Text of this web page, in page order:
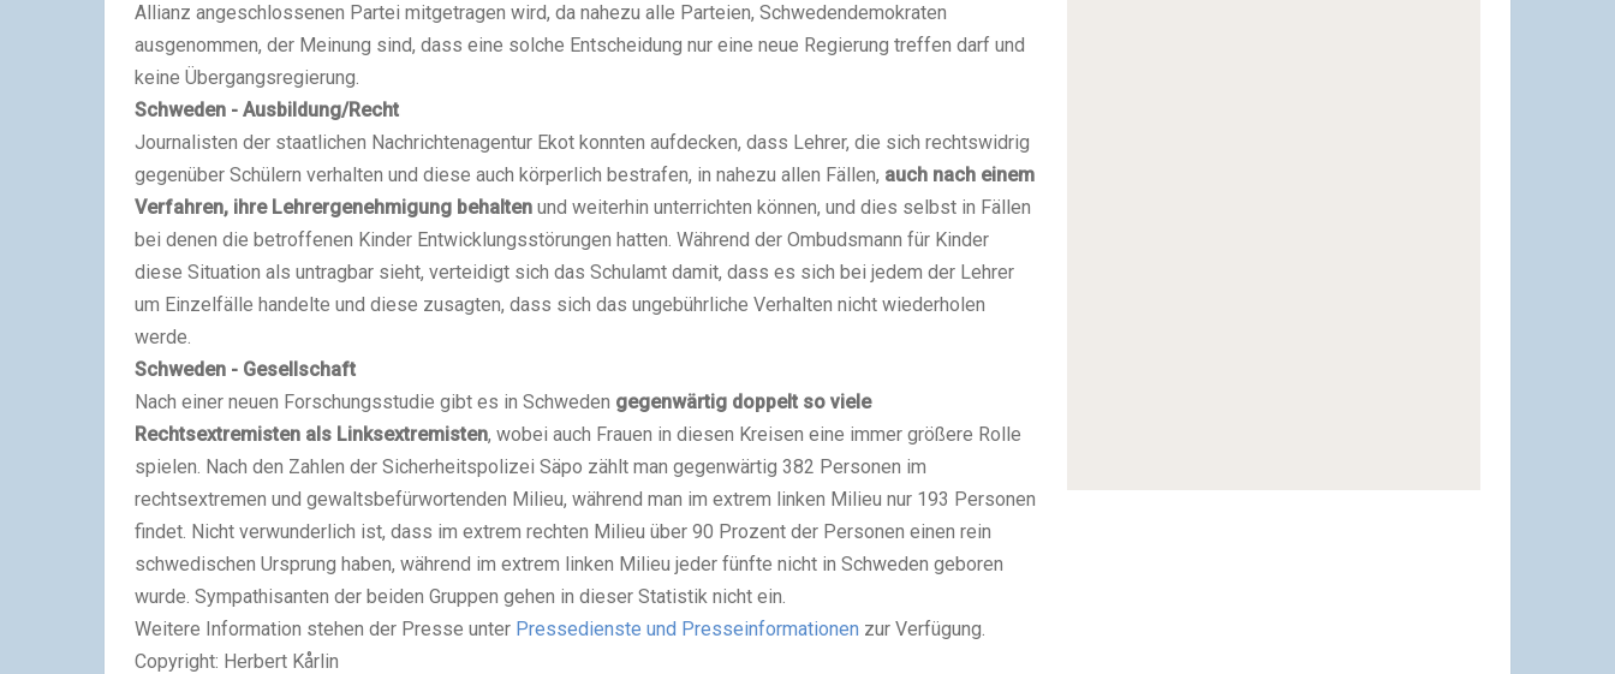
Allianz angeschlossenen Partei mitgetragen wird, da nahezu alle Parteien, Schwedendemokraten
ausgenommen, der Meinung sind, dass eine solche Entscheidung nur eine neue Regierung treffen darf und
keine Übergangsregierung.
Schweden - Ausbildung/Recht
Journalisten der staatlichen Nachrichtenagentur Ekot konnten aufdecken, dass Lehrer, die sich rechtswidrig
gegenüber Schülern verhalten und diese auch körperlich bestrafen, in nahezu allen Fällen, auch nach einem
Verfahren, ihre Lehrergenehmigung behalten und weiterhin unterrichten können, und dies selbst in Fällen
bei denen die betroffenen Kinder Entwicklungsstörungen hatten. Während der Ombudsmann für Kinder
diese Situation als untragbar sieht, verteidigt sich das Schulamt damit, dass es sich bei jedem der Lehrer
um Einzelfälle handelte und diese zusagten, dass sich das ungebührliche Verhalten nicht wiederholen
werde.
Schweden - Gesellschaft
Nach einer neuen Forschungsstudie gibt es in Schweden gegenwärtig doppelt so viele
Rechtsextremisten als Linksextremisten, wobei auch Frauen in diesen Kreisen eine immer größere Rolle
spielen. Nach den Zahlen der Sicherheitspolizei Säpo zählt man gegenwärtig 382 Personen im
rechtsextremen und gewaltsbefürwortenden Milieu, während man im extrem linken Milieu nur 193 Personen
findet. Nicht verwunderlich ist, dass im extrem rechten Milieu über 90 Prozent der Personen einen rein
schwedischen Ursprung haben, während im extrem linken Milieu jeder fünfte nicht in Schweden geboren
wurde. Sympathisanten der beiden Gruppen gehen in dieser Statistik nicht ein.
Weitere Information stehen der Presse unter Pressedienste und Presseinformationen zur Verfügung.
Copyright: Herbert Kårlin